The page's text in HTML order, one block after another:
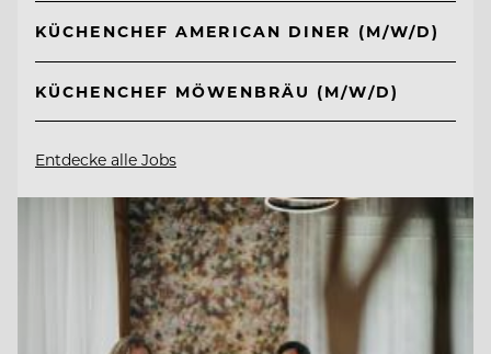
KÜCHENCHEF AMERICAN DINER (M/W/D)
KÜCHENCHEF MÖWENBRÄU (M/W/D)
Entdecke alle Jobs